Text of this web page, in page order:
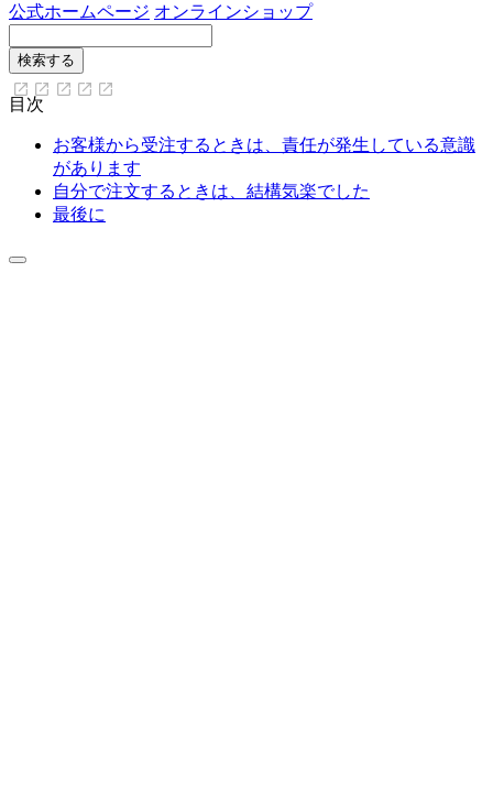
公式ホームページ オンラインショップ
目次
お客様から受注するときは、責任が発生している意識
があります
自分で注文するときは、結構気楽でした
最後に